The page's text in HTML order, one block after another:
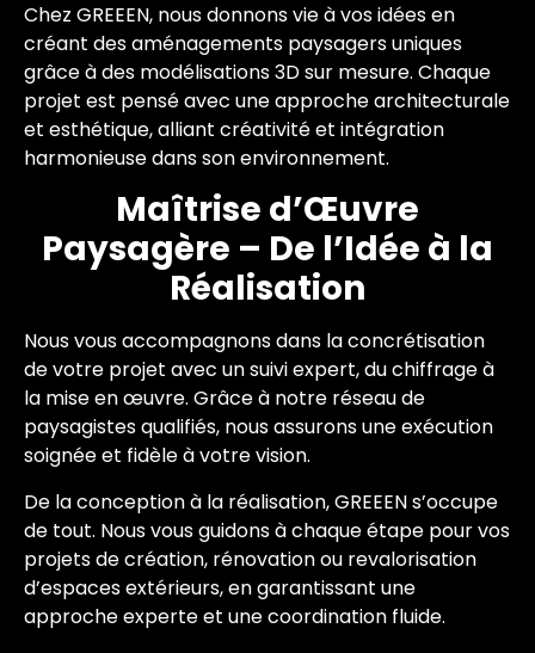
Chez GREEEN, nous donnons vie à vos idées en
créant des aménagements paysagers uniques
grâce à des modélisations 3D sur mesure. Chaque
projet est pensé avec une approche architecturale
et esthétique, alliant créativité et intégration
harmonieuse dans son environnement.
Maîtrise d’Œuvre
Paysagère – De l’Idée à la
Réalisation
Nous vous accompagnons dans la concrétisation
de votre projet avec un suivi expert, du chiffrage à
la mise en œuvre. Grâce à notre réseau de
paysagistes qualifiés, nous assurons une exécution
soignée et fidèle à votre vision.
De la conception à la réalisation, GREEEN s’occupe
de tout. Nous vous guidons à chaque étape pour vos
projets de création, rénovation ou revalorisation
d’espaces extérieurs, en garantissant une
approche experte et une coordination fluide.